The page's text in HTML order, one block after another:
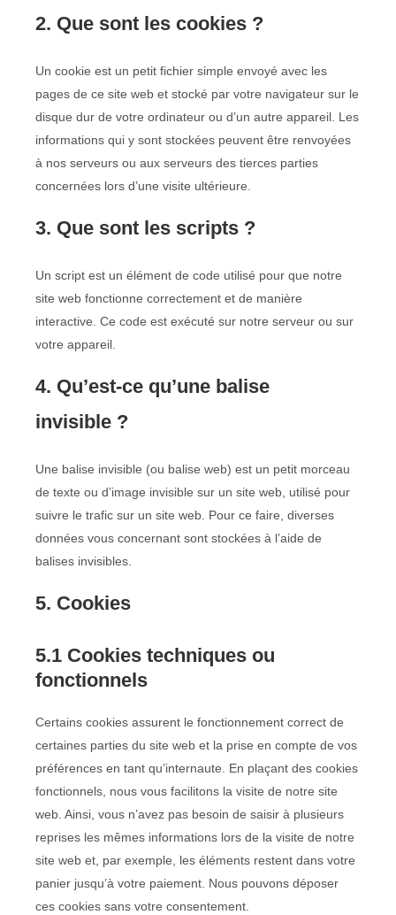
2. Que sont les cookies ?
Un cookie est un petit fichier simple envoyé avec les
pages de ce site web et stocké par votre navigateur sur le
disque dur de votre ordinateur ou d’un autre appareil. Les
informations qui y sont stockées peuvent être renvoyées
à nos serveurs ou aux serveurs des tierces parties
concernées lors d’une visite ultérieure.
3. Que sont les scripts ?
Un script est un élément de code utilisé pour que notre
site web fonctionne correctement et de manière
interactive. Ce code est exécuté sur notre serveur ou sur
votre appareil.
4. Qu’est-ce qu’une balise
invisible ?
Une balise invisible (ou balise web) est un petit morceau
de texte ou d’image invisible sur un site web, utilisé pour
suivre le trafic sur un site web. Pour ce faire, diverses
données vous concernant sont stockées à l’aide de
balises invisibles.
5. Cookies
5.1 Cookies techniques ou
fonctionnels
Certains cookies assurent le fonctionnement correct de
certaines parties du site web et la prise en compte de vos
préférences en tant qu’internaute. En plaçant des cookies
fonctionnels, nous vous facilitons la visite de notre site
web. Ainsi, vous n’avez pas besoin de saisir à plusieurs
reprises les mêmes informations lors de la visite de notre
site web et, par exemple, les éléments restent dans votre
panier jusqu’à votre paiement. Nous pouvons déposer
ces cookies sans votre consentement.